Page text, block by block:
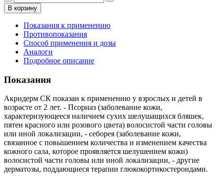
В корзину
Показания к применению
Противопоказания
Способ применения и дозы
Аналоги
Подробное описание
Показания
Акридерм СК показан к применению у взрослых и детей в
возрасте от 2 лет. - Псориаз (заболевание кожи,
характеризующееся наличием сухих шелушащихся бляшек,
пятен красного или розового цвета) волосистой части головы
или иной локализации, - себорея (заболевание кожи,
связанное с повышением количества и изменением качества
кожного сала, которое проявляется шелушением кожи)
волосистой части головы или иной локализации, - другие
дерматозы, поддающиеся терапии глюкокортикостероидами.